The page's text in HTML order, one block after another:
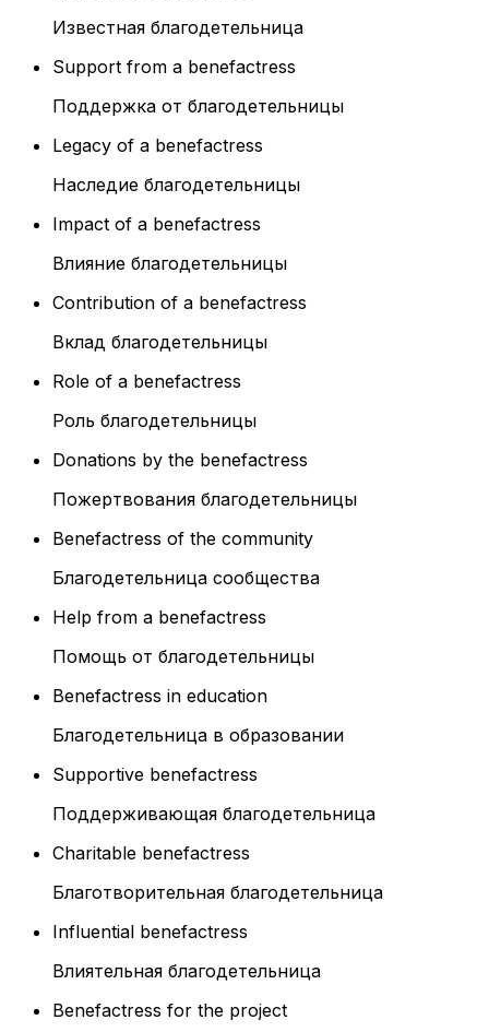
Известная благодетельница
Support from a benefactress
Поддержка от благодетельницы
Legacy of a benefactress
Наследие благодетельницы
Impact of a benefactress
Влияние благодетельницы
Contribution of a benefactress
Вклад благодетельницы
Role of a benefactress
Роль благодетельницы
Donations by the benefactress
Пожертвования благодетельницы
Benefactress of the community
Благодетельница сообщества
Help from a benefactress
Помощь от благодетельницы
Benefactress in education
Благодетельница в образовании
Supportive benefactress
Поддерживающая благодетельница
Charitable benefactress
Благотворительная благодетельница
Influential benefactress
Влиятельная благодетельница
Benefactress for the project